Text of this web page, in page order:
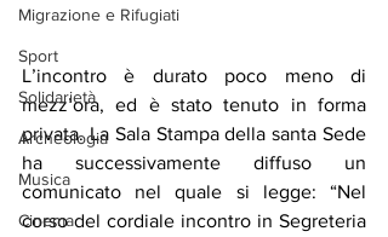
Migrazione e Rifugiati
Sport
Solidarietà
Archeologia
Musica
Cinema
L’incontro è durato poco meno di
mezz’ora, ed è stato tenuto in forma
privata. La Sala Stampa della santa Sede
ha successivamente diffuso un
comunicato nel quale si legge: “Nel
corso del cordiale incontro in Segreteria